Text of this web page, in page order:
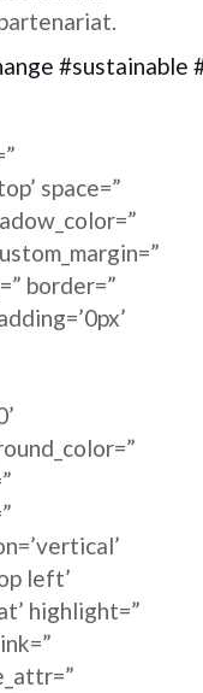
#sustainable
space=”
border=”
left’
highlight=”